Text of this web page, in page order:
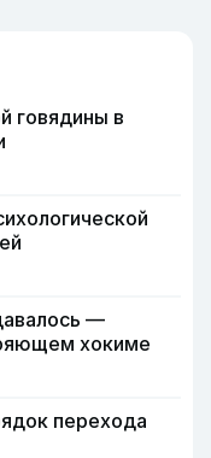
говядины в
—
хокиме
перехода